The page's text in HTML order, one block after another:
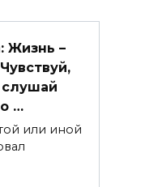
Жизнь –
…
или иной